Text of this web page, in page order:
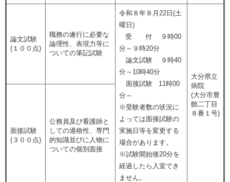
論文試験
(１００点)
職務の遂行に必要な
論理性、表現力等に
ついての筆記試験
令和８年８月22日(土
曜日)
受 付 ９時00
分～９時20分
論文試験 ９時40
分～10時40分
面接試験 11時00
分～
※受験者数の状況に
よっては面接試験の
実施日等を変更する
場合があります。
※試験開始後20分を
経過したら入室でき
ません。
大分県立
病院
(大分市豊
饒二丁目
８番１号)
面接試験
(３００点)
公務員及び看護師と
しての適格性、専門
的知識並びに人物に
ついての個別面接